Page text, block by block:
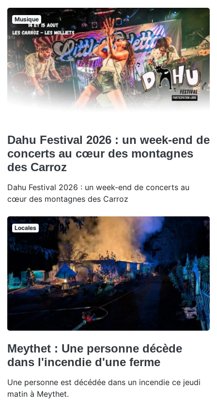
Musique
Dahu Festival 2026 : un week-end de
concerts au cœur des montagnes
des Carroz
Dahu Festival 2026 : un week-end de concerts au
cœur des montagnes des Carroz
Locales
Meythet : Une personne décède
dans l'incendie d'une ferme
Une personne est décédée dans un incendie ce jeudi
matin à Meythet.